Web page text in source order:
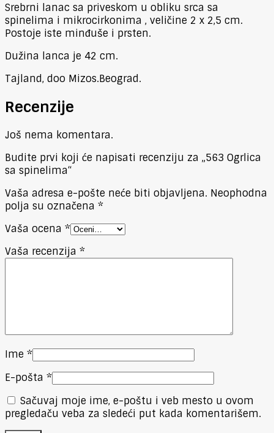
Srebrni lanac sa priveskom u obliku srca sa
spinelima i mikrocirkonima , veličine 2 x 2,5 cm.
Postoje iste minđuše i prsten.
Dužina lanca je 42 cm.
Tajland, doo Mizos.Beograd.
Recenzije
Još nema komentara.
Budite prvi koji će napisati recenziju za „563 Ogrlica
sa spinelima“
Vaša adresa e-pošte neće biti objavljena. Neophodna
polja su označena *
Vaša ocena *
Vaša recenzija *
Ime *
E-pošta *
Sačuvaj moje ime, e-poštu i veb mesto u ovom
pregledaču veba za sledeći put kada komentarišem.